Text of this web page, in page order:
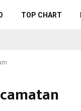
TOP CHART